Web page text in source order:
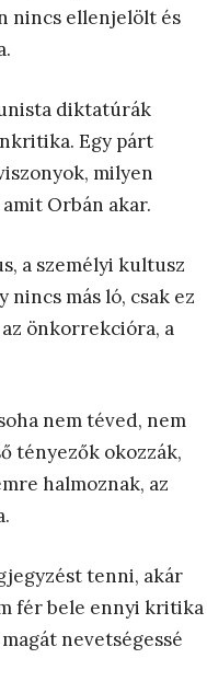
nincs ellenjelölt és
diktatúrák
Egy párt
milyen
Orbán akar.
a személyi kultusz
más ló, csak ez
önkorrekcióra, a
nem téved, nem
tényezők okozzák,
halmoznak, az
tenni, akár
fér bele ennyi kritika
nevetségessé